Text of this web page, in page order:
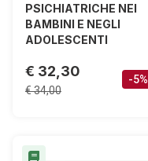
PSICHIATRICHE NEI
BAMBINI E NEGLI
ADOLESCENTI
€ 32,30
€ 34,00
-5%